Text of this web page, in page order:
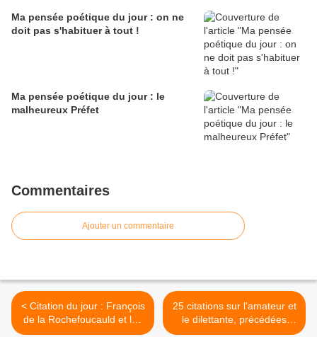
Ma pensée poétique du jour : on ne
doit pas s'habituer à tout !
Ma pensée poétique du jour : le
malheureux Préfet
Commentaires
Ajouter un commentaire
< Citation du jour : François
de la Rochefoucauld et les
vices
25 citations sur l'amateur et
le dilettante, précédées
d'un texte de présentation >